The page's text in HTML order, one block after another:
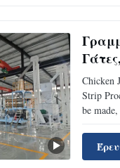
Chicken
Strip
be